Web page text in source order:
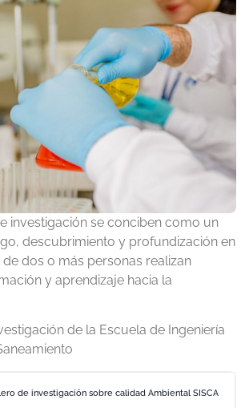
investigación se conciben como un
descubrimiento y profundización en
dos o más personas realizan
y aprendizaje hacia la
de la Escuela de Ingeniería
de investigación sobre calidad Ambiental SISCA